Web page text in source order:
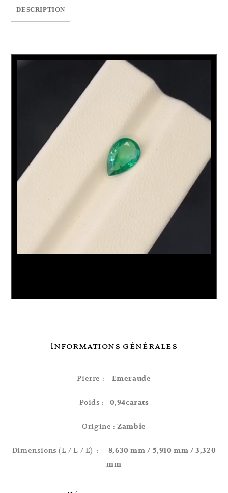
DESCRIPTION
Informations générales
Pierre : Emeraude
Poids : 0,94carats
Origine :Zambie
Dimensions (L / L / E) : 8,630 mm / 5,910 mm / 3,320
mm